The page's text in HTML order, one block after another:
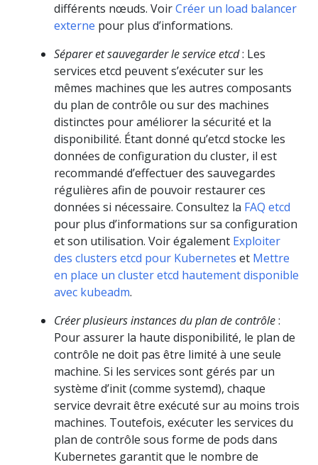
différents nœuds. VoirCréer un load balancer
externe pour plus d’informations.
Séparer et sauvegarder le service etcd: Les
services etcd peuvent s’exécuter sur les
mêmes machines que les autres composants
du plan de contrôle ou sur des machines
distinctes pour améliorer la sécurité et la
disponibilité. Étant donné qu’etcd stocke les
données de configuration du cluster, il est
recommandé d’effectuer des sauvegardes
régulières afin de pouvoir restaurer ces
données si nécessaire. Consultez la FAQ etcd
pour plus d’informations sur sa configuration
et son utilisation. Voir également Exploiter
des clusters etcd pour Kubernetes et Mettre
en place un cluster etcd hautement disponible
avec kubeadm.
Créer plusieurs instances du plan de contrôle:
Pour assurer la haute disponibilité, le plan de
contrôle ne doit pas être limité à une seule
machine. Si les services sont gérés par un
système d’init (comme systemd), chaque
service devrait être exécuté sur au moins trois
machines. Toutefois, exécuter les services du
plan de contrôle sous forme de pods dans
Kubernetes garantit que le nombre de